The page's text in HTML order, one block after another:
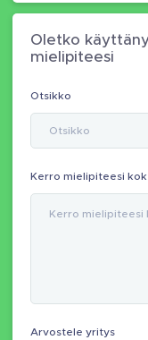
Oletko
mielipiteesi
Otsikko
Kerro mielipiteesi
Arvostele yritys